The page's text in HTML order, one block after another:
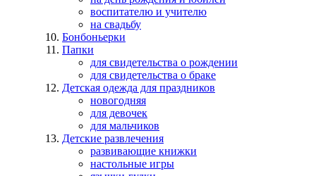
воспитателю и учителю
на свадьбу
Бонбоньерки
Папки
для свидетельства о рождении
для свидетельства о браке
Детская одежда для праздников
новогодняя
для девочек
для мальчиков
Детские развлечения
развивающие книжки
настольные игры